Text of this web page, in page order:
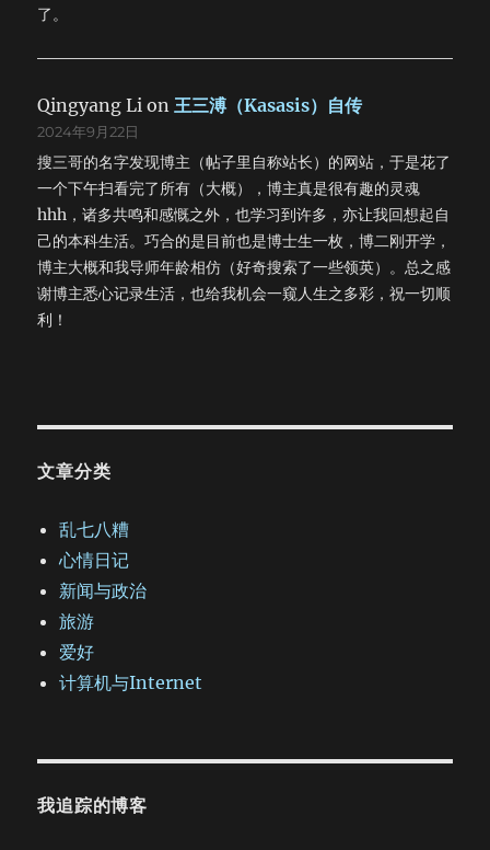
了。
Qingyang Li on 王三溥（Kasasis）自传
2024年9月22日
搜三哥的名字发现博主（帖子里自称站长）的网站，于是花了
一个下午扫看完了所有（大概），博主真是很有趣的灵魂
hhh，诸多共鸣和感慨之外，也学习到许多，亦让我回想起自
己的本科生活。巧合的是目前也是博士生一枚，博二刚开学，
博主大概和我导师年龄相仿（好奇搜索了一些领英）。总之感
谢博主悉心记录生活，也给我机会一窥人生之多彩，祝一切顺
利！
文章分类
乱七八糟
心情日记
新闻与政治
旅游
爱好
计算机与Internet
我追踪的博客